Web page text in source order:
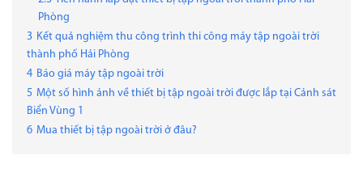
Phòng
3 Kết quả nghiệm thu công trình thi công máy tập ngoài trời
thành phố Hải Phòng
4 Báo giá máy tập ngoài trời
5 Một số hình ảnh về thiết bị tập ngoài trời được lắp tại Cảnh sát
Biển Vùng 1
6 Mua thiết bị tập ngoài trời ở đâu?